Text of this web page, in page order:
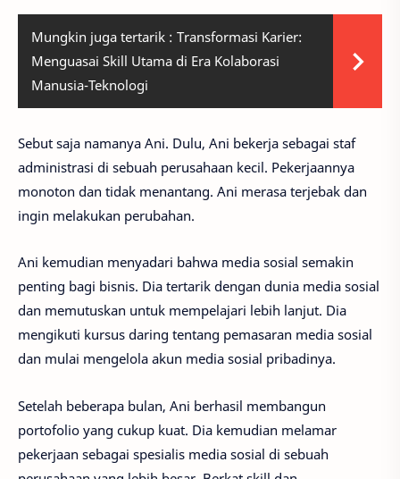
Mungkin juga tertarik : Transformasi Karier:
Menguasai Skill Utama di Era Kolaborasi
Manusia-Teknologi
Sebut saja namanya Ani. Dulu, Ani bekerja sebagai staf
administrasi di sebuah perusahaan kecil. Pekerjaannya
monoton dan tidak menantang. Ani merasa terjebak dan
ingin melakukan perubahan.
Ani kemudian menyadari bahwa media sosial semakin
penting bagi bisnis. Dia tertarik dengan dunia media sosial
dan memutuskan untuk mempelajari lebih lanjut. Dia
mengikuti kursus daring tentang pemasaran media sosial
dan mulai mengelola akun media sosial pribadinya.
Setelah beberapa bulan, Ani berhasil membangun
portofolio yang cukup kuat. Dia kemudian melamar
pekerjaan sebagai spesialis media sosial di sebuah